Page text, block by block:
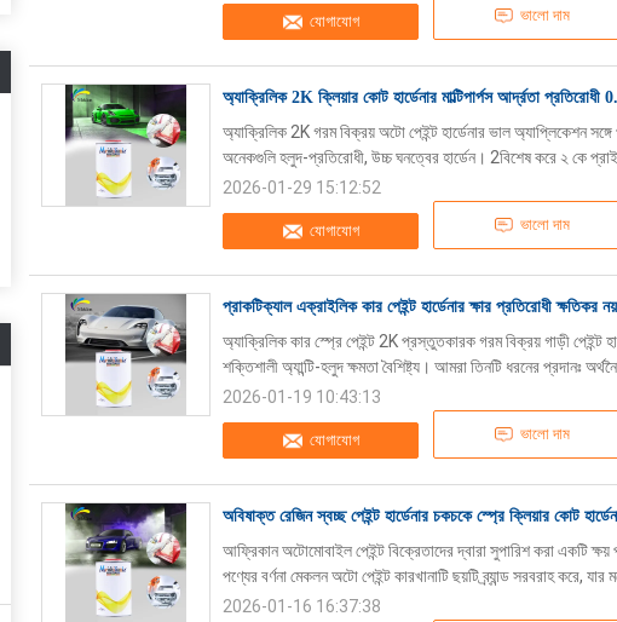
যোগাযোগ ভালো দাম
অ্যাক্রিলিক 2K ক্লিয়ার কোট হার্ডেনার মাল্টিপার্পস আর্দ্রতা প্রতিরোধী
যোগাযোগ ভালো দাম
অ্যাক্রিলিক 2K গরম বিক্রয় অটো পেইন্ট হার্ডেনার ভাল অ্যাপ্লিকেশন সঙ্গে
অনেকগুলি হলুদ-প্রতিরোধী, উচ্চ ঘনত্বের হার্ডেন। 2বিশেষ করে ২ কে
2026-01-29 15:12:52
প্রাকটিক্যাল এক্রাইলিক কার পেইন্ট হার্ডেনার ক্ষার প্রতিরোধী ক্ষতিকর নয়
যোগাযোগ ভালো দাম
অ্যাক্রিলিক কার স্প্রে পেইন্ট 2K প্রস্তুতকারক গরম বিক্রয় গাড়ী পেইন্ট
শক্তিশালী অ্যান্টি-হলুদ ক্ষমতা বৈশিষ্ট্য। আমরা তিনটি ধরনের প্রদানঃ
2026-01-19 10:43:13
অবিষাক্ত রেজিন স্বচ্ছ পেইন্ট হার্ডেনার চকচকে স্প্রে ক্লিয়ার কোট
আফ্রিকান অটোমোবাইল পেইন্ট বিক্রেতাদের দ্বারা সুপারিশ করা একটি
পণ্যের বর্ণনা মেকলন অটো পেইন্ট কারখানাটি ছয়টি ব্র্যান্ড সরবরাহ করে, যার
2026-01-16 16:37:38